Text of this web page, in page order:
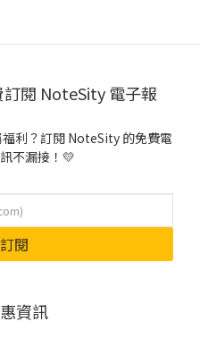
訂閱 NoteSity 電子報
利？訂閱 NoteSity 的免費電
不漏接！💛
閱
資訊